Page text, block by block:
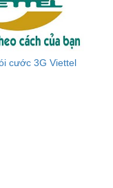
cước 3G Viettel